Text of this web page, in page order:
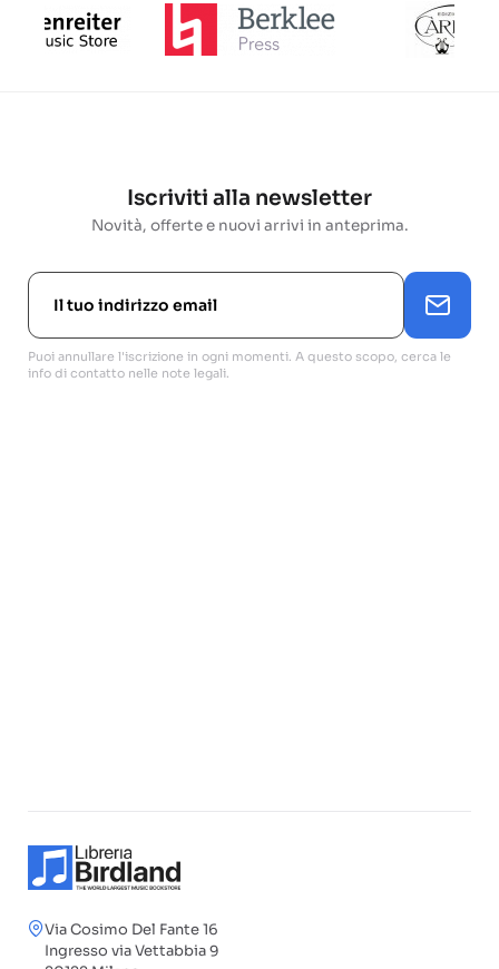
Iscriviti alla newsletter
Novità, offerte e nuovi arrivi in anteprima.
Puoi annullare l'iscrizione in ogni momenti. A questo scopo, cerca le
info di contatto nelle note legali.
Via Cosimo Del Fante 16
Ingresso via Vettabbia 9